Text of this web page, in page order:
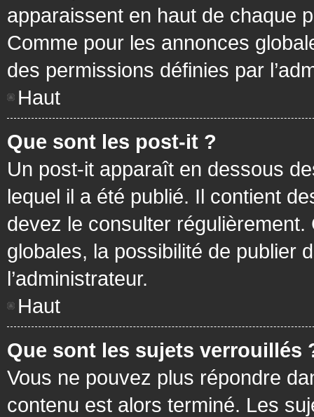
apparaissent en haut de chaque
Comme pour les annonces
des permissions définies par
Haut
Que sont les post-it ?
Un post-it apparaît en dessous
lequel il a été publié. Il contient
devez le consulter
globales, la possibilité de publier
l’administrateur.
Haut
Que sont les sujets verrouillés
Vous ne pouvez plus répondre
contenu est alors terminé. Les